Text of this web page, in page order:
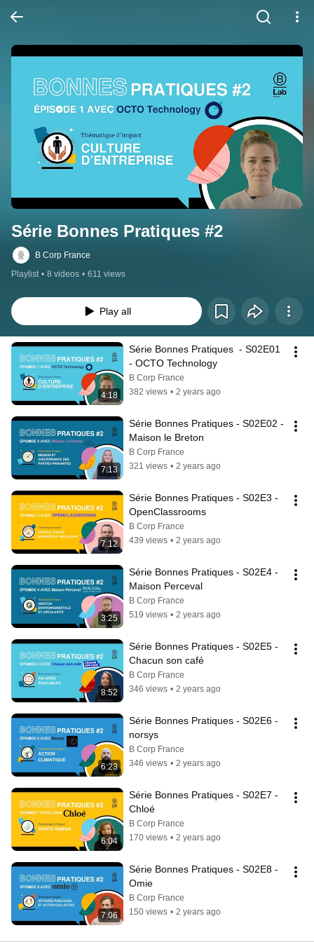
Série Bonnes Pratiques #2
B Corp France
Playlist • 8 videos • 611 views
Play all
4:18
Série Bonnes Pratiques  - S02E01
- OCTO Technology
B Corp France
382 views • 2 years ago
7:13
Série Bonnes Pratiques - S02E02 -
Maison le Breton
B Corp France
321 views • 2 years ago
7:12
Série Bonnes Pratiques - S02E3 -
OpenClassrooms
B Corp France
439 views • 2 years ago
3:25
Série Bonnes Pratiques - S02E4 -
Maison Perceval
B Corp France
519 views • 2 years ago
8:52
Série Bonnes Pratiques - S02E5 -
Chacun son café
B Corp France
346 views • 2 years ago
6:23
Série Bonnes Pratiques - S02E6 -
norsys
B Corp France
346 views • 2 years ago
6:04
Série Bonnes Pratiques - S02E7 -
Chloé
B Corp France
170 views • 2 years ago
7:06
Série Bonnes Pratiques - S02E8 -
Omie
B Corp France
150 views • 2 years ago